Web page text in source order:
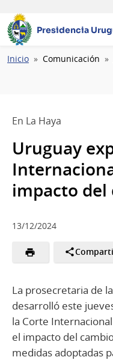
Presidencia
Ruta
Inicio Comunicación
En La Haya
Uruguay
impacto
13/12/2024
La prosecretaria de
desarrolló este
la Corte
el impacto del
medidas adoptadas